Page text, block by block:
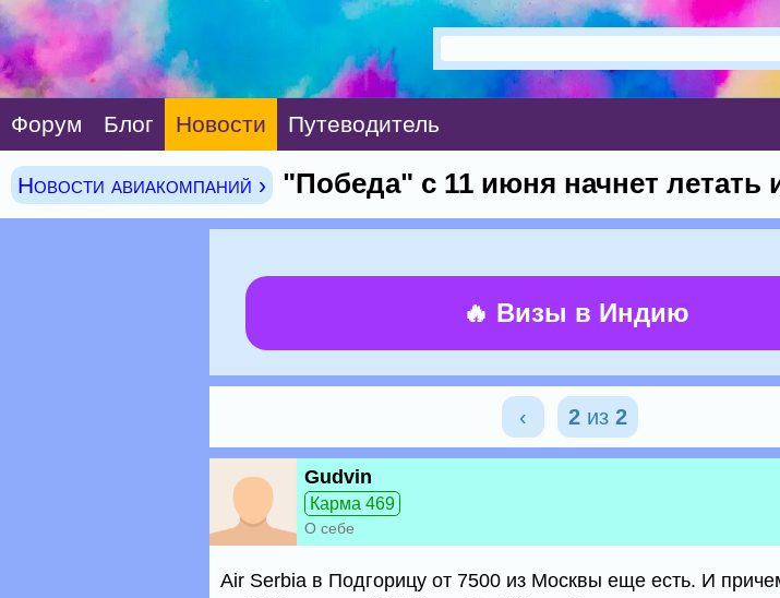
Форум Блог Новости Путеводитель
Новости авиакомпаний › "Победа" с 11 июня начнет летать
🔥 Визы в Индию
‹ 2из 2
Gudvin
Карма 469
О себе
Air Serbia в Подгорицу от 7500 из Москвы еще есть. И